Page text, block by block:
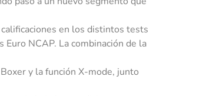
en los distintos tests
NCAP. La combinación de la
y la función X-mode, junto